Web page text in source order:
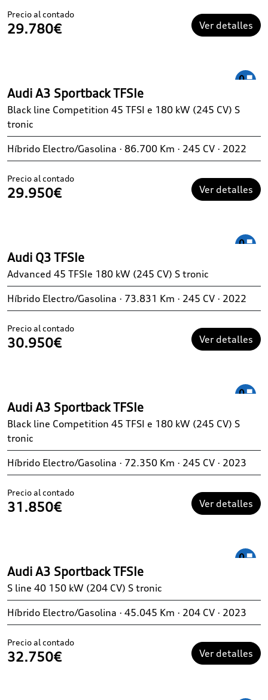
Precio al contado
29.780€ Ver detalles
Audi A3 Sportback TFSIe
Black line Competition 45 TFSI e 180 kW (245 CV) S
tronic
Híbrido Electro/Gasolina · 86.700 Km · 245 CV · 2022
Precio al contado
29.950€ Ver detalles
Audi Q3 TFSIe
Advanced 45 TFSIe 180 kW (245 CV) S tronic
Híbrido Electro/Gasolina · 73.831 Km · 245 CV · 2022
Precio al contado
30.950€ Ver detalles
Audi A3 Sportback TFSIe
Black line Competition 45 TFSI e 180 kW (245 CV) S
tronic
Híbrido Electro/Gasolina · 72.350 Km · 245 CV · 2023
Precio al contado
31.850€ Ver detalles
Audi A3 Sportback TFSIe
S line 40 150 kW (204 CV) S tronic
Híbrido Electro/Gasolina · 45.045 Km · 204 CV · 2023
Precio al contado
32.750€ Ver detalles